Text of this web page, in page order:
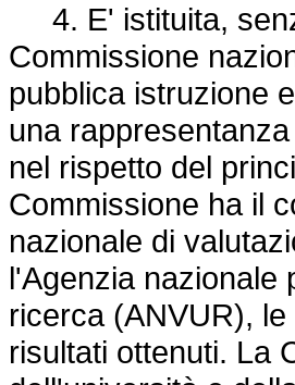
4. E' istituita,
Commissione
pubblica istruzione
una
nel rispetto del
Commissione ha il
nazionale di
l'Agenzia nazionale
ricerca (ANVUR),
risultati ottenuti. La